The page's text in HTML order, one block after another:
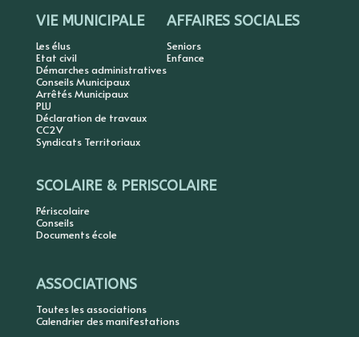
VIE MUNICIPALE
Les élus
Etat civil
Démarches administratives
Conseils Municipaux
Arrêtés Municipaux
PLU
Déclaration de travaux
CC2V
Syndicats Territoriaux
AFFAIRES SOCIALES
Seniors
Enfance
SCOLAIRE & PERISCOLAIRE
Périscolaire
Conseils
Documents école
ASSOCIATIONS
Toutes les associations
Calendrier des manifestations